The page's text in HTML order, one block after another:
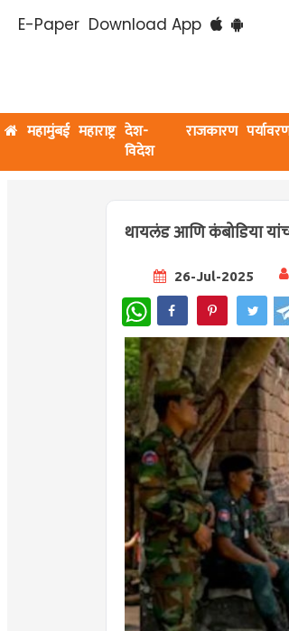
E-Paper Download App
महामुंबई महाराष्ट्र देश-
विदेश
राजकारण
थायलंड आणि कंबोडिया
26-Jul-2025
WhatsApp